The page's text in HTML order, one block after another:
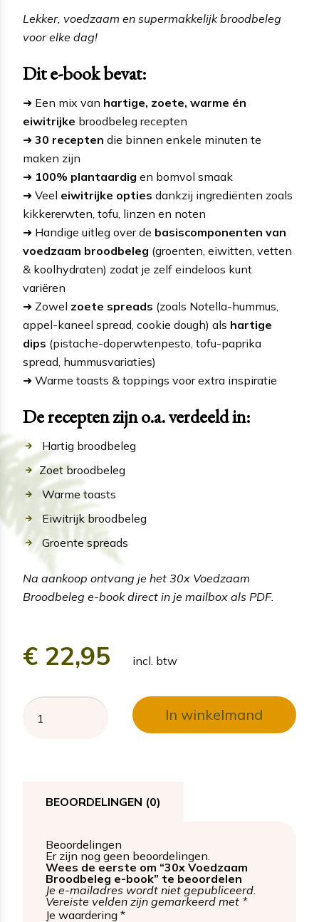
Lekker, voedzaam en supermakkelijk broodbeleg
voor elke dag!
Dit e-book bevat:
➜ Een mix van hartige, zoete, warme én
eiwitrijke broodbeleg recepten
➜ 30 recepten die binnen enkele minuten te
maken zijn
➜ 100% plantaardig en bomvol smaak
➜ Veel eiwitrijke opties dankzij ingrediënten zoals
kikkererwten, tofu, linzen en noten
➜ Handige uitleg over de basiscomponenten van
voedzaam broodbeleg (groenten, eiwitten, vetten
& koolhydraten) zodat je zelf eindeloos kunt
variëren
➜ Zowel zoete spreads (zoals Notella-hummus,
appel-kaneel spread, cookie dough) als hartige
dips (pistache-doperwtenpesto, tofu-paprika
spread, hummusvariaties)
➜ Warme toasts & toppings voor extra inspiratie
De recepten zijn o.a. verdeeld in:
Hartig broodbeleg
Zoet broodbeleg
Warme toasts
Eiwitrijk broodbeleg
Groente spreads
Na aankoop ontvang je het 30x Voedzaam
Broodbeleg e-book direct in je mailbox als PDF.
€ 22,95 incl. btw
In winkelmand
BEOORDELINGEN (0)
Beoordelingen
Er zijn nog geen beoordelingen.
Wees de eerste om “30x Voedzaam
Broodbeleg e-book” te beoordelen
Je e-mailadres wordt niet gepubliceerd.
Vereiste velden zijn gemarkeerd met *
Je waardering *